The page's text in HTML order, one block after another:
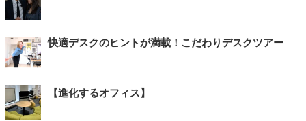
快適デスクのヒントが満載！こだわりデスクツアー
【進化するオフィス】